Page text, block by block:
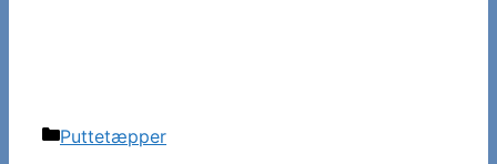
Kategorier
Puttetæpper